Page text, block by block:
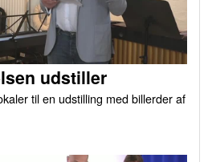
udstiller
til en udstilling med billerder af